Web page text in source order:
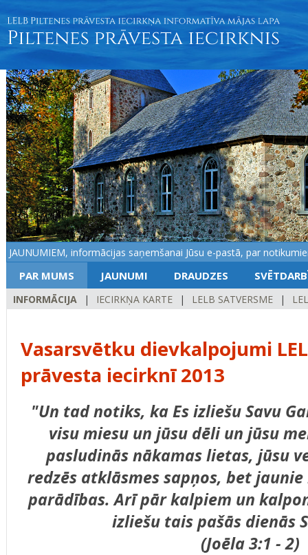
informācijas saņemšanai Jūsu e-pastā, par notikumiem
PAR MUMS JAUNUMI DRAUDZES
INFORMĀCIJA | IECIRKŅA KARTE | LELB SATVERSME |
Vasarsvētku dievkalpojumi
prāvesta iecirknī 2013
"Un tad notiks, ka Es izliešu Savu
visu miesu un jūsu dēli un jūsu
pasludinās nākamas lietas, jūsu
redzēs atklāsmes sapņos, bet jaunie
parādības. Arī pār kalpiem un
izliešu tais pašās dienās
(Joēla 3:1 - 2)